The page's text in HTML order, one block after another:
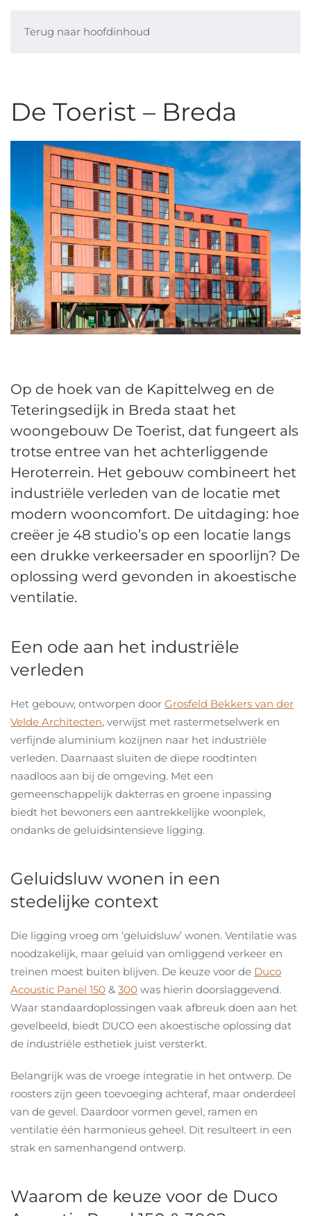
Terug naar hoofdinhoud
De Toerist – Breda
Op de hoek van de Kapittelweg en de
Teteringsedijk in Breda staat het
woongebouw De Toerist, dat fungeert als
trotse entree van het achterliggende
Heroterrein. Het gebouw combineert het
industriële verleden van de locatie met
modern wooncomfort. De uitdaging: hoe
creëer je 48 studio’s op een locatie langs
een drukke verkeersader en spoorlijn? De
oplossing werd gevonden in akoestische
ventilatie.
Een ode aan het industriële
verleden
Het gebouw, ontworpen door Grosfeld Bekkers van der
Velde Architecten, verwijst met rastermetselwerk en
verfijnde aluminium kozijnen naar het industriële
verleden. Daarnaast sluiten de diepe roodtinten
naadloos aan bij de omgeving. Met een
gemeenschappelijk dakterras en groene inpassing
biedt het bewoners een aantrekkelijke woonplek,
ondanks de geluidsintensieve ligging.
Geluidsluw wonen in een
stedelijke context
Die ligging vroeg om ‘geluidsluw’ wonen. Ventilatie was
noodzakelijk, maar geluid van omliggend verkeer en
treinen moest buiten blijven. De keuze voor de Duco
Acoustic Panel 150 & 300 was hierin doorslaggevend.
Waar standaardoplossingen vaak afbreuk doen aan het
gevelbeeld, biedt DUCO een akoestische oplossing dat
de industriële esthetiek juist versterkt.
Belangrijk was de vroege integratie in het ontwerp. De
roosters zijn geen toevoeging achteraf, maar onderdeel
van de gevel. Daardoor vormen gevel, ramen en
ventilatie één harmonieus geheel. Dit resulteert in een
strak en samenhangend ontwerp.
Waarom de keuze voor de Duco